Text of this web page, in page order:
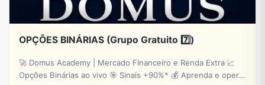
OPÇÕES BINÁRIAS (Grupo Gratuito 7️⃣)
🚀 Domus Academy | Mercado Financeiro e Renda Extra 📈
Opções Binárias ao vivo 🎯 Sinais +90%* 💰 Aprenda e opere